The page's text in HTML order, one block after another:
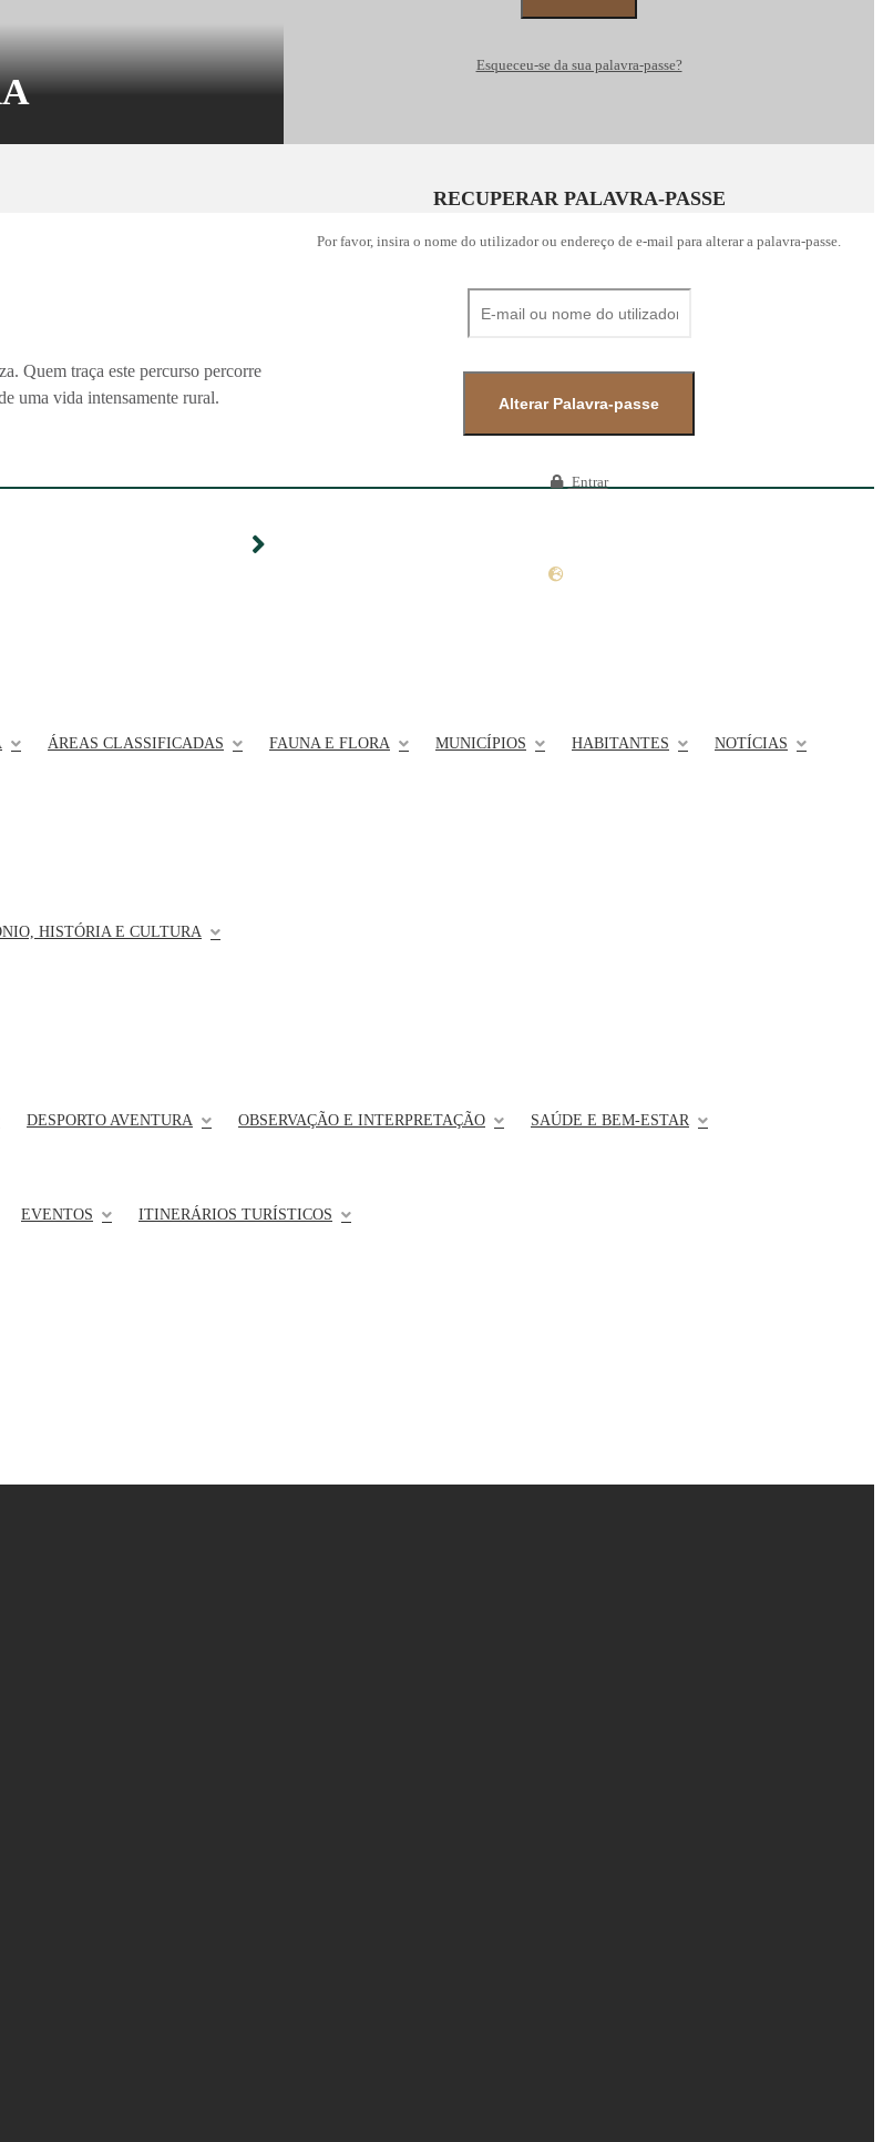
Esqueceu-se da sua palavra-passe?
RECUPERAR PALAVRA-PASSE
Por favor, insira o nome do utilizador ou endereço de e-mail para alterar a palavra-passe.
Entrar
ÁREAS CLASSIFICADAS FAUNA E FLORA MUNICÍPIOS HABITANTES NOTÍCIAS
HISTÓRIA E CULTURA
DESPORTO AVENTURA OBSERVAÇÃO E INTERPRETAÇÃO SAÚDE E BEM-ESTAR
EVENTOS ITINERÁRIOS TURÍSTICOS
Quem traça este percurso percorre
uma vida intensamente rural.